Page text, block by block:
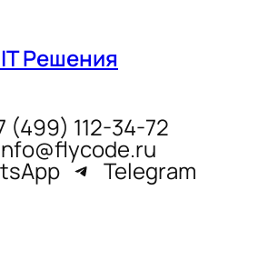
Решения
(499) 112-34-72
Telegram